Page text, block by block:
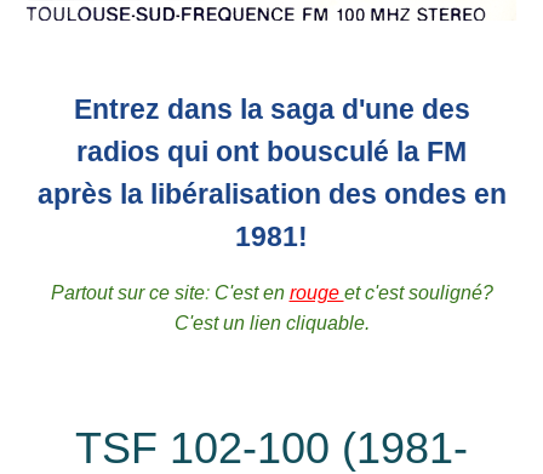
Entrez dans la saga d'une des
radios qui ont bousculé la FM
après la libéralisation des ondes en
1981!
Partout sur ce site: C'est en rouge et c'est souligné?
C'est un lien cliquable.
TSF 102-100 (1981-